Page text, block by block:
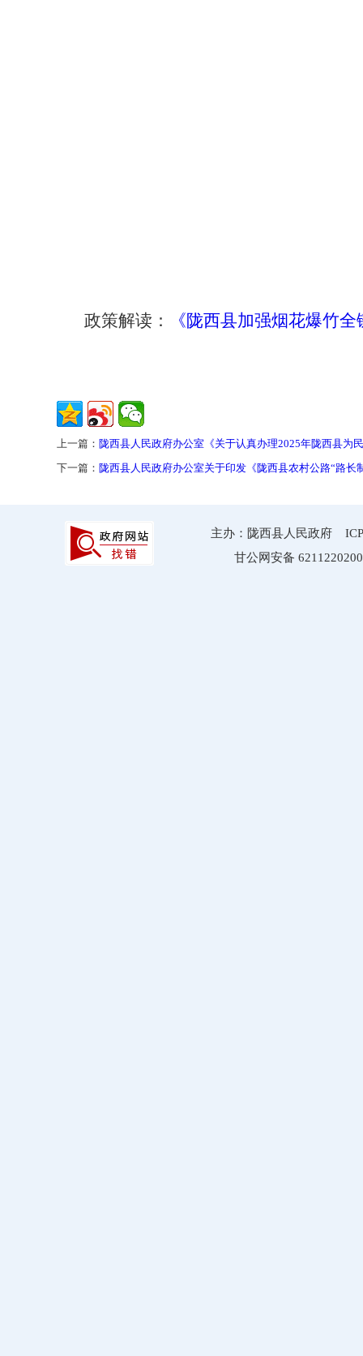
政策解读： 《陇西县加强烟花爆竹
上一篇： 陇西县人民政府办公室《关于认真办理2025年陇西县为
下一篇： 陇西县人民政府办公室关于印发《陇西县农村公路“路长
主办：陇西县人民政府
甘公网安备